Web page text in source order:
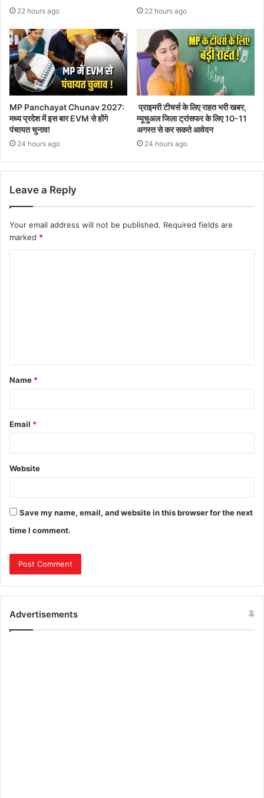
22 hours ago 22 hours ago
MP Panchayat Chunav 2027:
मध्य प्रदेश में इस बार EVM से होंगे
पंचायत चुनाव!
24 hours ago
प्राइमरी टीचर्स के लिए राहत भरी खबर,
म्यूचुअल जिला ट्रांसफर के लिए 10-11
अगस्त से कर सकते आवेदन
24 hours ago
Leave a Reply
Your email address will not be published. Required fields are
marked *
Name *
Email *
Website
Save my name, email, and website in this browser for the next
time I comment.
Advertisements